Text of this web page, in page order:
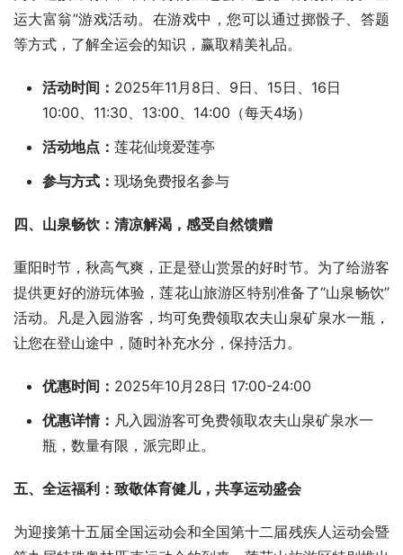
运大富翁”游戏活动。在游戏中，您可以通过掷骰子、答题
等方式，了解全运会的知识，赢取精美礼品。
活动时间： 2025年11月8日、9日、15日、16日
10:00、11:30、13:00、14:00（每天4场）
活动地点： 莲花仙境爱莲亭
参与方式： 现场免费报名参与
四、山泉畅饮：清凉解渴，感受自然馈赠
重阳时节，秋高气爽，正是登山赏景的好时节。为了给游客
提供更好的游玩体验，莲花山旅游区特别准备了“山泉畅饮”
活动。凡是入园游客，均可免费领取农夫山泉矿泉水一瓶，
让您在登山途中，随时补充水分，保持活力。
优惠时间： 2025年10月28日 17:00-24:00
优惠详情： 凡入园游客可免费领取农夫山泉矿泉水一
瓶，数量有限，派完即止。
五、全运福利：致敬体育健儿，共享运动盛会
为迎接第十五届全国运动会和全国第十二届残疾人运动会暨